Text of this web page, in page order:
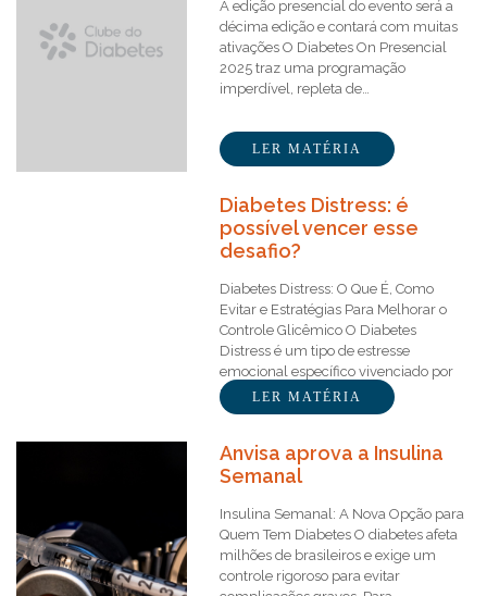
A edição presencial do evento será a
décima edição e contará com muitas
ativações O Diabetes On Presencial
2025 traz uma programação
imperdível, repleta de…
LER MATÉRIA
Diabetes Distress: é
possível vencer esse
desafio?
Diabetes Distress: O Que É, Como
Evitar e Estratégias Para Melhorar o
Controle Glicêmico O Diabetes
Distress é um tipo de estresse
emocional específico vivenciado por
pessoas…LER MATÉRIA
Anvisa aprova a Insulina
Semanal
Insulina Semanal: A Nova Opção para
Quem Tem Diabetes O diabetes afeta
milhões de brasileiros e exige um
controle rigoroso para evitar